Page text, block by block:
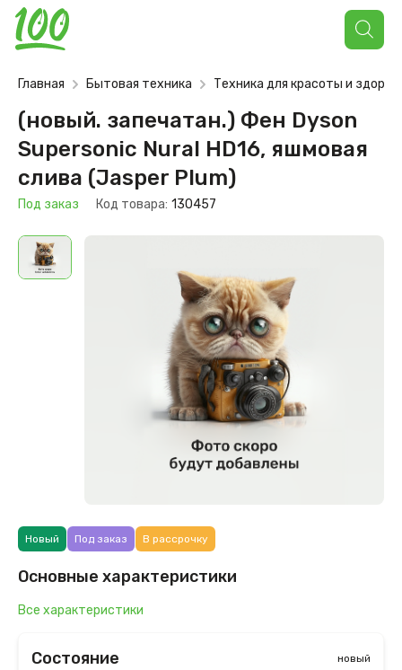
Поиск
товаров
Главная Бытовая техника Техника для красоты и
(новый. запечатан.) Фен Dyson
Supersonic Nural HD16, яшмовая
слива (Jasper Plum)
Под заказ Код товара: 130457
Новый Под заказ В рассрочку
Основные характеристики
Все характеристики
Состояние новый